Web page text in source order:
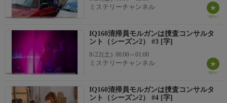
ミステリーチャンネル
IQ160清掃員モルガンは捜査コンサルタ
ント（シーズン2） #3 [字]
8/22(土) 00:00～01:00
ミステリーチャンネル
IQ160清掃員モルガンは捜査コンサルタ
ント（シーズン2） #4 [字]